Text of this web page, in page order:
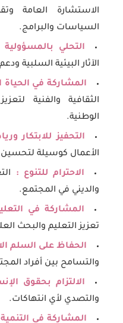
الاستشارة العامة
السياسات والبرامج.
التحلي بالمسؤولية
الآثار البيئية السلبية
المشاركة في الحياة
الثقافية والفنية
الوطنية.
التحفيز للابتكار
الأعمال كوسيلة لتحسين
الاحترام للتنوع :
والديني في المجتمع.
المشاركة في
تعزيز التعليم والبحث
الحفاظ على السلم
والتسامح بين أفراد
الالتزام بحقوق
والتصدي لأي انتهاكات.
المشاركة في